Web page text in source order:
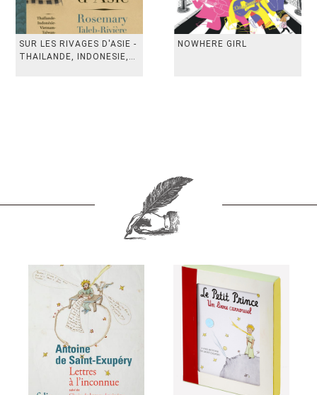
SUR LES RIVAGES D'ASIE -
THAILANDE, INDONESIE,
NOWHERE GIRL